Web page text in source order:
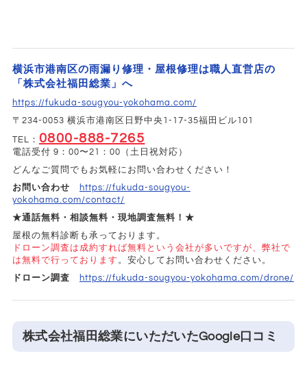
横浜市港南区の雨漏り修理・屋根修理は職人直営店の
「株式会社福田総業」へ
https://fukuda-sougyou-yokohama.com/
〒234-0053 横浜市港南区日野中央1-17-35福田ビル101
TEL： 0800-888-7265
電話受付 9：00〜21：00（土日祝対応）
どんなご質問でもお気軽にお問い合わせください！
お問い合わせ
https://fukuda-sougyou-
yokohama.com/contact/
★通話無料・相談無料・現地調査無料！★
屋根の無料診断も承っております。
ドローン調査は成約すれば無料という会社が多いですが、弊社で
は無料で行っております 。安心してお問い合わせください。
ドローン調査
https://fukuda-sougyou-yokohama.com/drone/
株式会社福田総業にいただいたGoogle口コミ